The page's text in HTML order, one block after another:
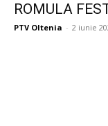
ROMULA
PTV Oltenia - 2 iunie